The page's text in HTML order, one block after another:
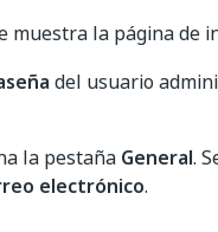
muestra la página de
del usuario
la pestaña General.
electrónico.